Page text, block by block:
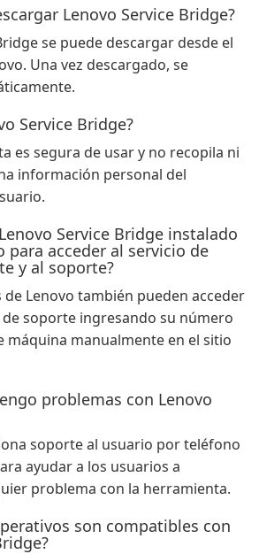
Lenovo Service Bridge?
se puede descargar desde el
Una vez descargado, se
Service Bridge?
es segura de usar y no recopila ni
información personal del
Service Bridge instalado
para acceder al servicio de
y al soporte?
de Lenovo también pueden acceder
soporte ingresando su número
máquina manualmente en el sitio
problemas con Lenovo
soporte al usuario por teléfono
ayudar a los usuarios a
problema con la herramienta.
son compatibles con